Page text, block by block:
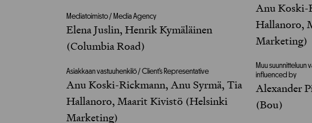
Mediatoimisto / Media Agency
Elena Juslin, Henrik Kymäläinen
(Columbia Road)
Asiakkaan vastuuhenkilö / Client’s Representative
Anu Koski-Rickmann, Anu Syrmä, Tia
Hallanoro, Maarit Kivistö (Helsinki
Marketing)
Anu Koski-
Hallanoro,
Marketing)
Muu suunnitteluun
influenced by
Alexander
(Bou)